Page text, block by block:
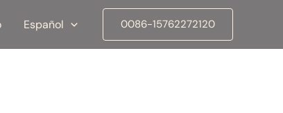
Español 0086-15762272120